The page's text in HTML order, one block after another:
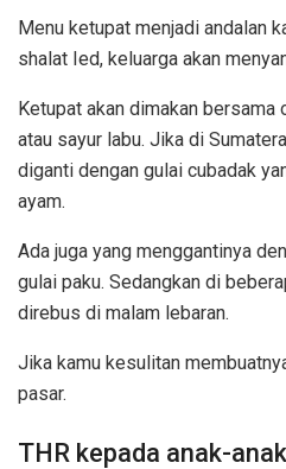
Menu ketupat menjadi andalan
shalat Ied, keluarga akan
Ketupat akan dimakan bersama
atau sayur labu. Jika di
diganti dengan gulai cubadak
ayam.
Ada juga yang menggantinya
gulai paku. Sedangkan di
direbus di malam lebaran.
Jika kamu kesulitan
pasar.
THR kepada anak-